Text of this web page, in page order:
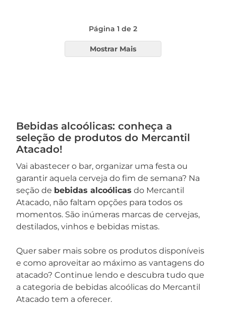
Página 1 de 2
Mostrar Mais
Bebidas alcoólicas: conheça a
seleção de produtos do Mercantil
Atacado!
Vai abastecer o bar, organizar uma festa ou
garantir aquela cerveja do fim de semana? Na
seção de bebidas alcoólicas do Mercantil
Atacado, não faltam opções para todos os
momentos. São inúmeras marcas de cervejas,
destilados, vinhos e bebidas mistas.
Quer saber mais sobre os produtos disponíveis
e como aproveitar ao máximo as vantagens do
atacado? Continue lendo e descubra tudo que
a categoria de bebidas alcoólicas do Mercantil
Atacado tem a oferecer.